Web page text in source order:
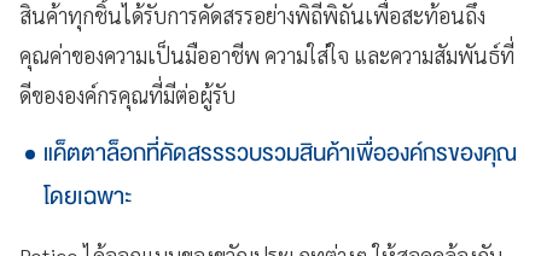
สินค้าทุกชิ้นได้รับการคัดสรรอย่างพิถีพิถันเพื่อสะท้อนถึง
คุณค่าของความเป็นมืออาชีพ ความใส่ใจ และความสัมพันธ์ที่
ดีขององค์กรคุณที่มีต่อผู้รับ
แค็ตตาล็อกที่คัดสรรรวบรวมสินค้าเพื่อองค์กรของคุณ
โดยเฉพาะ